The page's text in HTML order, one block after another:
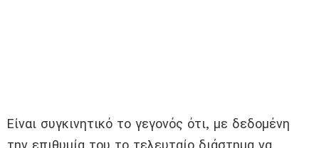
Είναι συγκινητικό το γεγονός ότι, με δεδομένη
την επιθυμία του το τελευταίο διάστημα να